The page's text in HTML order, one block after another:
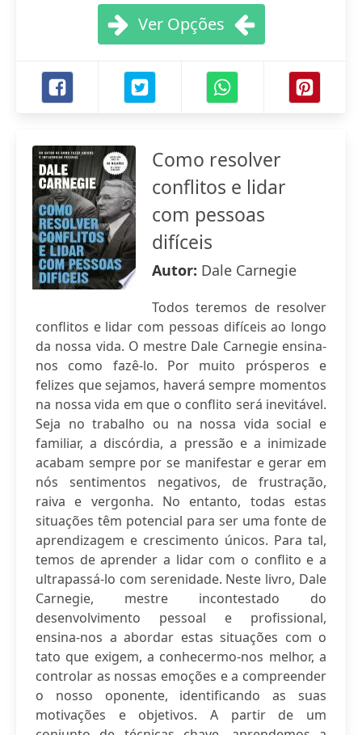
Ver Opções
Como resolver
conflitos e lidar
com pessoas
difíceis
Autor: Dale Carnegie
Todos teremos de resolver
conflitos e lidar com pessoas difíceis ao longo
da nossa vida. O mestre Dale Carnegie ensina-
nos como fazê-lo. Por muito prósperos e
felizes que sejamos, haverá sempre momentos
na nossa vida em que o conflito será inevitável.
Seja no trabalho ou na nossa vida social e
familiar, a discórdia, a pressão e a inimizade
acabam sempre por se manifestar e gerar em
nós sentimentos negativos, de frustração,
raiva e vergonha. No entanto, todas estas
situações têm potencial para ser uma fonte de
aprendizagem e crescimento únicos. Para tal,
temos de aprender a lidar com o conflito e a
ultrapassá-lo com serenidade. Neste livro, Dale
Carnegie, mestre incontestado do
desenvolvimento pessoal e profissional,
ensina-nos a abordar estas situações com o
tato que exigem, a conhecermo-nos melhor, a
controlar as nossas emoções e a compreender
o nosso oponente, identificando as suas
motivações e objetivos. A partir de um